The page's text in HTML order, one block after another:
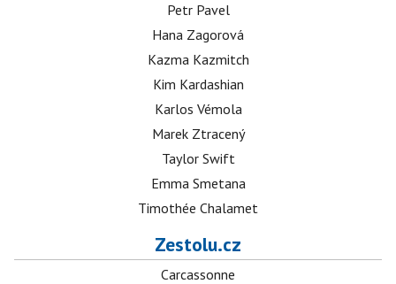
Petr Pavel
Hana Zagorová
Kazma Kazmitch
Kim Kardashian
Karlos Vémola
Marek Ztracený
Taylor Swift
Emma Smetana
Timothée Chalamet
Zestolu.cz
Carcassonne